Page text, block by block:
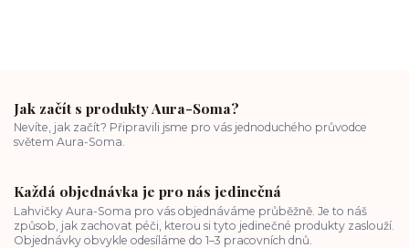
Jak začít s produkty Aura-Soma?
Nevíte, jak začít? Připravili jsme pro vás jednoduchého průvodce
světem Aura-Soma.
Každá objednávka je pro nás jedinečná
Lahvičky Aura-Soma pro vás objednáváme průběžně. Je to náš
způsob, jak zachovat péči, kterou si tyto jedinečné produkty zaslouží.
Objednávky obvykle odesíláme do 1–3 pracovních dnů.